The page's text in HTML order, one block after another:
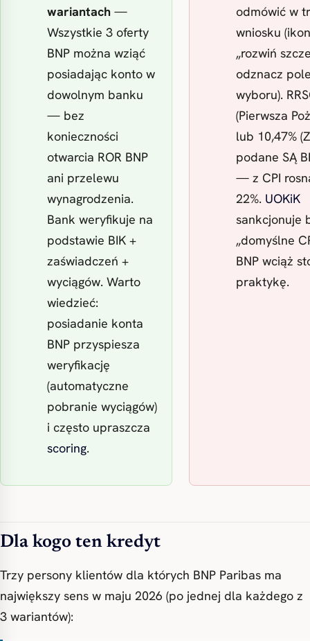
wariantach —
Wszystkie 3 oferty
BNP można wziąć
posiadając konto w
dowolnym banku
— bez
konieczności
otwarcia ROR BNP
ani przelewu
wynagrodzenia.
Bank weryfikuje na
podstawie BIK +
zaświadczeń +
wyciągów. Warto
wiedzieć:
posiadanie konta
BNP przyspiesza
weryfikację
(automatyczne
pobranie wyciągów)
i często upraszcza
scoring.
odmówić w
wniosku
„rozwiń
odznacz
wyboru).
(Pierwsza
lub 10,47%
podane SĄ
— z CPI
22%. UOKiK
sankcjonuje
„domyślne
BNP wciąż
praktykę.
Dla kogo ten kredyt
Trzy persony klientów dla których BNP Paribas ma
największy sens w maju 2026 (po jednej dla każdego z
3 wariantów):